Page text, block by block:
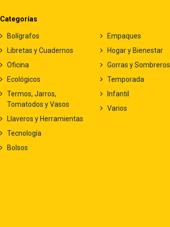
Categorías
Bolígrafos
Libretas y Cuadernos
Oficina
Ecológicos
Termos, Jarros,
Tomatodos y Vasos
Llaveros y Herramientas
Tecnología
Bolsos
Empaques
Hogar y Bienestar
Gorras y Sombreros
Temporada
Infantil
Varios